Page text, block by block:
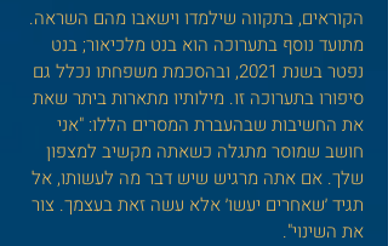
הקוראים, בתקווה שילמדו וישאבו מהם השראה.
מתועד נוסף בתערוכה הוא בנט מלכיאור; בנט
נפטר בשנת 2021, ובהסכמת משפחתו נכלל גם
סיפורו בתערוכה זו. מילותיו מתארות ביתר שאת
את החשיבות שבהעברת המסרים הללו: "אני
חושב שמוסר מתגלה כשאתה מקשיב למצפון
שלך. אם אתה מרגיש שיש דבר מה לעשותו, אל
תגיד ׳שאחרים יעשו׳ אלא עשה זאת בעצמך. צור
את השינוי".